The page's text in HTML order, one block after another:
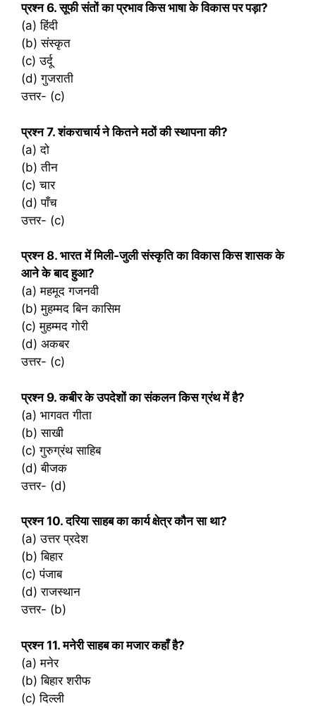
प्रश्‍न 6. सूफी संतों का प्रभाव किस भाषा के विकास पर पड़ा?
(a) हिंदी
(b) संस्कृत
(c) उर्दू
(d) गुजराती
उत्तर- (c)
प्रश्‍न 7. शंकराचार्य ने कितने मठों की स्थापना की?
(a) दो
(b) तीन
(c) चार
(d) पाँच
उत्तर- (c)
प्रश्‍न 8. भारत में मिली-जुली संस्कृति का विकास किस शासक के
आने के बाद हुआ?
(a) महमूद गजनवी
(b) मुहम्मद बिन कासिम
(c) मुहम्मद गोरी
(d) अकबर
उत्तर- (c)
प्रश्‍न 9. कबीर के उपदेशों का संकलन किस ग्रंथ में है?
(a) भागवत गीता
(b) साखी
(c) गुरुग्रंथ साहिब
(d) बीजक
उत्तर- (d)
प्रश्‍न 10. दरिया साहब का कार्य क्षेत्र कौन सा था?
(a) उत्तर प्रदेश
(b) बिहार
(c) पंजाब
(d) राजस्थान
उत्तर- (b)
प्रश्‍न 11. मनेरी साहब का मजार कहाँ है?
(a) मनेर
(b) बिहार शरीफ
(c) दिल्ली